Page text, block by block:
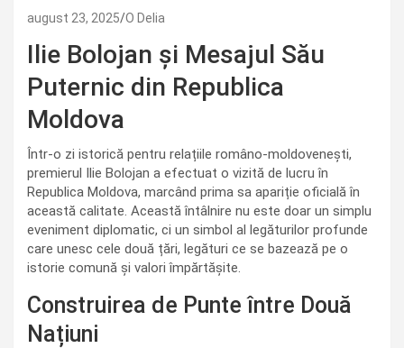
august 23, 2025 O Delia
Ilie Bolojan și Mesajul Său
Puternic din Republica
Moldova
Într-o zi istorică pentru relațiile româno-moldovenești,
premierul Ilie Bolojan a efectuat o vizită de lucru în
Republica Moldova, marcând prima sa apariție oficială în
această calitate. Această întâlnire nu este doar un simplu
eveniment diplomatic, ci un simbol al legăturilor profunde
care unesc cele două țări, legături ce se bazează pe o
istorie comună și valori împărtășite.
Construirea de Punte între Două
Națiuni